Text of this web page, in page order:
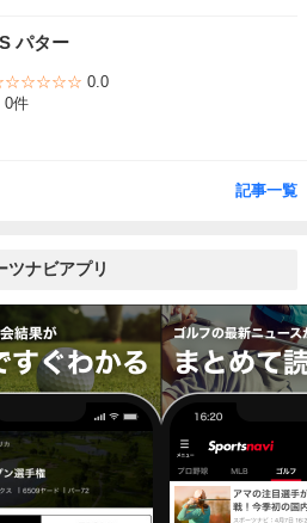
パター
0.0
0件
記事一覧
ツナビアプリ